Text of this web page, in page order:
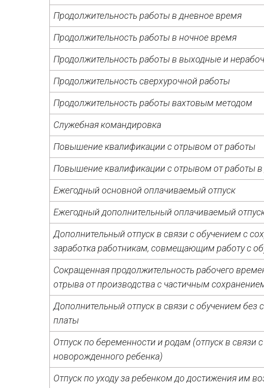
Продолжительность работы в дневное время
Продолжительность работы в ночное время
Продолжительность работы в выходные и
Продолжительность сверхурочной работы
Продолжительность работы вахтовым методом
Служебная командировка
Повышение квалификации с отрывом от работы
Повышение квалификации с отрывом от работы в
Ежегодный основной оплачиваемый отпуск
Ежегодный дополнительный оплачиваемый
Дополнительный отпуск в связи с обучением с
заработка работникам, совмещающим работу с
Сокращенная продолжительность рабочего
отрыва от производства с частичным
Дополнительный отпуск в связи с обучением без
платы
Отпуск по беременности и родам (отпуск в связи
новорожденного ребенка)
Отпуск по уходу за ребенком до достижения им